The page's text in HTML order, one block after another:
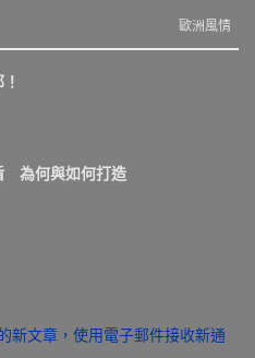
歐洲風情
為何與如何打造
新文章，使用電子郵件接收新通